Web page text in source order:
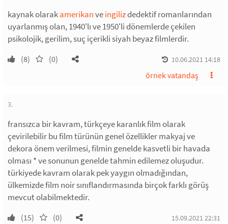
kaynak olarakamerikanveingilizdedektif romanlarından
uyarlanmış olan, 1940'lı ve 1950'li dönemlerde çekilen
psikolojik, gerilim, suç içerikli siyah beyaz filmlerdir.
(8) (0) 10.06.2021 14:18
örnek vatandaş
3.
fransızca bir kavram, türkçeye karanlık film olarak
çevirilebilir bu film türünün genel özellikler makyaj ve
dekora önem verilmesi, filmin genelde kasvetli bir havada
olması * ve sonunun genelde tahmin edilemez oluşudur.
türkiyede kavram olarak pek yaygın olmadığından,
ülkemizde film noir sınıflandırmasında birçok farklı görüş
mevcut olabilmektedir.
(15) (0) 15.09.2021 22:31